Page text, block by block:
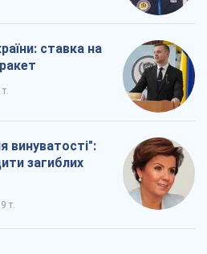
ставка на
винуватості":
загиблих
т.